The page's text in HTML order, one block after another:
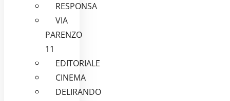
RESPONSA
VIA
PARENZO
11
EDITORIALE
CINEMA
DELIRANDO